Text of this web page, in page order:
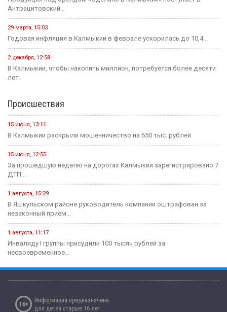
Антрацитовский...
29 марта, 15:03
Годовая инфляция в Калмыкии в феврале ускорилась до 10,4...
2 декабря, 12:58
В Калмыкии, чтобы накопить миллион, потребуется более десяти
лет.
Происшествия
15 июня, 13:11
В Калмыкии раскрыли мошенничество на 650 тыс. рублей
15 июня, 12:55
За прошедшую неделю на дорогах Калмыкии зарегистрировано 7
ДТП...
1 августа, 15:29
В Яшкульском районе руководитель компании оштрафован за
незаконный прием...
1 августа, 11:17
Инвалиду I группы присудили 100 тысяч рублей за
несвоевременное...
16+
Информация предназначена
для детей старше 16 лет